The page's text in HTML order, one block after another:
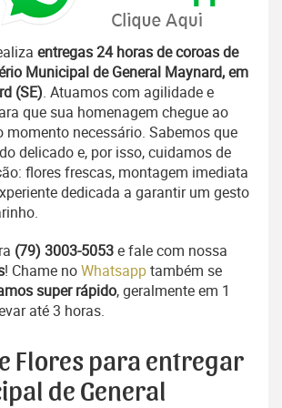
entregas 24 horas de coroas de
Municipal de General Maynard, em
(SE). Atuamos com agilidade e
que sua homenagem chegue ao
momento necessário. Sabemos que
delicado e, por isso, cuidamos de
flores frescas, montagem imediata
dedicada a garantir um gesto
(79) 3003-5053e fale com nossa
! Chame noWhatsapptambém se
super rápido, geralmente em 1
até 3 horas.
Flores para entregar
de General